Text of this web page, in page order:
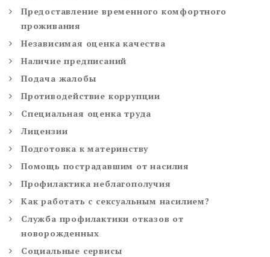
Предоставление временного комфортного
проживания
Независимая оценка качества
Наличие предписаний
Подача жалобы
Противодействие коррупции
Специальная оценка труда
Лицензии
Подготовка к материнству
Помощь пострадавшим от насилия
Профилактика неблагополучия
Как работать с сексуальным насилием?
Служба профилактики отказов от
новорожденных
Социальные сервисы